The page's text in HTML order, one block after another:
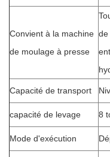
Convient à la machine
de moulage à presse
de
Capacité de transport
capacité de levage 8
Mode d'exécution